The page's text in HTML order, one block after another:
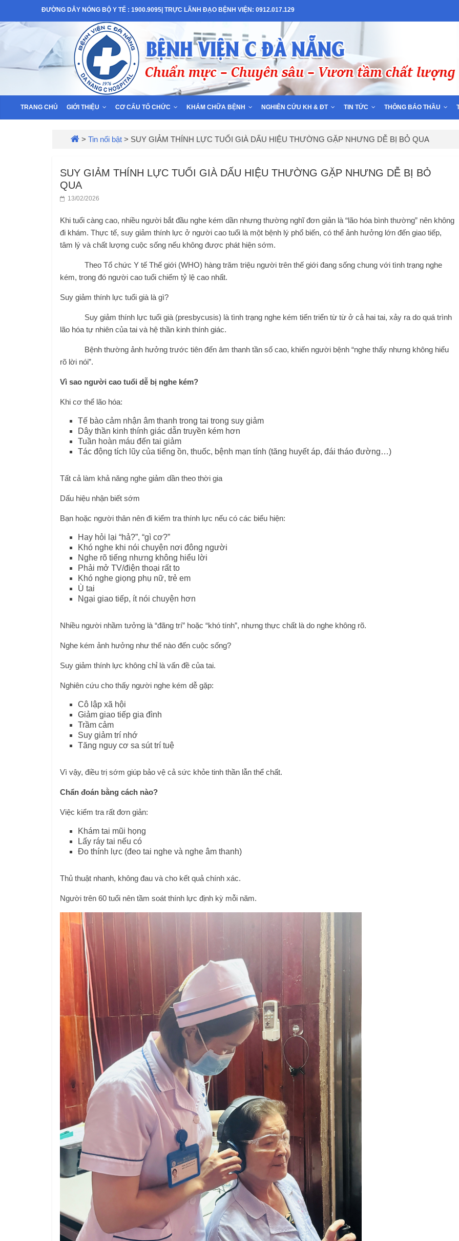
ĐƯỜNG DÂY NÓNG BỘ Y TẾ : 1900.9095| TRỰC LÃNH ĐẠO BỆNH VIỆN: 0912.017.129
Bệnh
Viện
–
TP
Đà
Nẵng
TRANG CHỦ GIỚI THIỆU CƠ CẤU TỔ CHỨC KHÁM CHỮA BỆNH NGHIÊN CỨU KH & ĐT TIN TỨC THÔNG BÁO THẦU
> Tin nổi bật > SUY GIẢM THÍNH LỰC TUỔI GIÀ DẤU HIỆU THƯỜNG GẶP NHƯNG DỄ BỊ BỎ QUA
SUY GIẢM THÍNH LỰC TUỔI GIÀ DẤU HIỆU THƯỜNG GẶP NHƯNG DỄ BỊ BỎ
QUA
13/02/2026
Khi tuổi càng cao, nhiều người bắt đầu nghe kém dần nhưng thường nghĩ đơn giản là “lão hóa bình thường” nên không
đi khám. Thực tế, suy giảm thính lực ở người cao tuổi là một bệnh lý phổ biến, có thể ảnh hưởng lớn đến giao tiếp,
tâm lý và chất lượng cuộc sống nếu không được phát hiện sớm.
Theo Tổ chức Y tế Thế giới (WHO) hàng trăm triệu người trên thế giới đang sống chung với tình trạng nghe
kém, trong đó người cao tuổi chiếm tỷ lệ cao nhất.
Suy giảm thính lực tuổi già là gì?
Suy giảm thính lực tuổi già (presbycusis) là tình trạng nghe kém tiến triển từ từ ở cả hai tai, xảy ra do quá trình
lão hóa tự nhiên của tai và hệ thần kinh thính giác.
Bệnh thường ảnh hưởng trước tiên đến âm thanh tần số cao, khiến người bệnh “nghe thấy nhưng không hiểu
rõ lời nói”.
Vì sao người cao tuổi dễ bị nghe kém?
Khi cơ thể lão hóa:
Tế bào cảm nhận âm thanh trong tai trong suy giảm
Dây thần kinh thính giác dẫn truyền kém hơn
Tuần hoàn máu đến tai giảm
Tác động tích lũy của tiếng ồn, thuốc, bệnh mạn tính (tăng huyết áp, đái tháo đường…)
Tất cả làm khả năng nghe giảm dần theo thời gia
Dấu hiệu nhận biết sớm
Bạn hoặc người thân nên đi kiểm tra thính lực nếu có các biểu hiện:
Hay hỏi lại “hả?”, “gì cơ?”
Khó nghe khi nói chuyện nơi đông người
Nghe rõ tiếng nhưng không hiểu lời
Phải mở TV/điện thoại rất to
Khó nghe giọng phụ nữ, trẻ em
Ù tai
Ngại giao tiếp, ít nói chuyện hơn
Nhiều người nhầm tưởng là “đãng trí” hoặc “khó tính”, nhưng thực chất là do nghe không rõ.
Nghe kém ảnh hưởng như thế nào đến cuộc sống?
Suy giảm thính lực không chỉ là vấn đề của tai.
Nghiên cứu cho thấy người nghe kém dễ gặp:
Cô lập xã hội
Giảm giao tiếp gia đình
Trầm cảm
Suy giảm trí nhớ
Tăng nguy cơ sa sút trí tuệ
Vì vậy, điều trị sớm giúp bảo vệ cả sức khỏe tinh thần lẫn thể chất.
Chẩn đoán bằng cách nào?
Việc kiểm tra rất đơn giản:
Khám tai mũi họng
Lấy ráy tai nếu có
Đo thính lực (đeo tai nghe và nghe âm thanh)
Thủ thuật nhanh, không đau và cho kết quả chính xác.
Người trên 60 tuổi nên tầm soát thính lực định kỳ mỗi năm.